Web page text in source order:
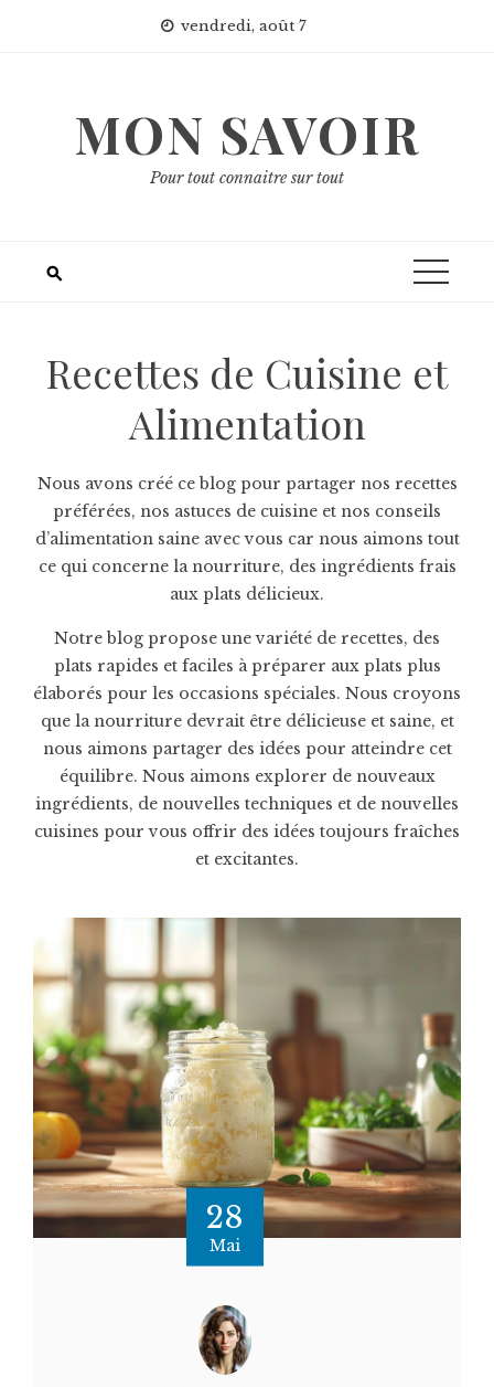
vendredi, août 7
MON SAVOIR
Pour tout connaitre sur tout
Recettes de Cuisine et
Alimentation
Nous avons créé ce blog pour partager nos recettes
préférées, nos astuces de cuisine et nos conseils
d’alimentation saine avec vous car nous aimons tout
ce qui concerne la nourriture, des ingrédients frais
aux plats délicieux.
Notre blog propose une variété de recettes, des
plats rapides et faciles à préparer aux plats plus
élaborés pour les occasions spéciales. Nous croyons
que la nourriture devrait être délicieuse et saine, et
nous aimons partager des idées pour atteindre cet
équilibre. Nous aimons explorer de nouveaux
ingrédients, de nouvelles techniques et de nouvelles
cuisines pour vous offrir des idées toujours fraîches
et excitantes.
28
Mai